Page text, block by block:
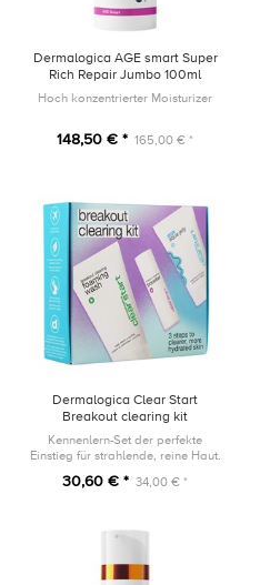
Dermalogica AGE smart Super
Rich Repair Jumbo 100ml
Hoch konzentrierter Moisturizer
148,50 € * 165,00 € *
Dermalogica Clear Start
Breakout clearing kit
Kennenlern-Set der perfekte
Einstieg für strahlende, reine Haut.
30,60 € * 34,00 € *